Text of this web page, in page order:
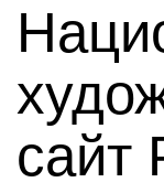
сайт